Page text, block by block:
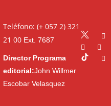
Teléfono: (+ 057 2) 321
21 00Ext. 7687
Director Programa
editorial:John Willmer
Escobar Velasquez